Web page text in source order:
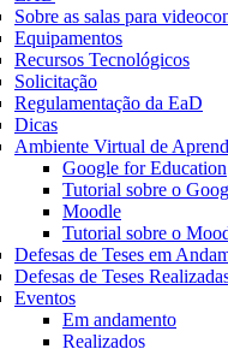
Sobre as salas para
Equipamentos
Recursos Tecnológicos
Solicitação
Regulamentação da EaD
Dicas
Ambiente Virtual de
Google for Education
Tutorial sobre o
Moodle
Tutorial sobre o
Defesas de Teses em
Defesas de Teses
Eventos
Em andamento
Realizados